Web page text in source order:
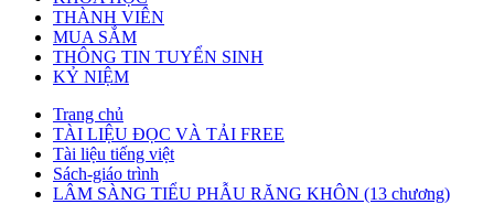
THÀNH VIÊN
MUA SẮM
THÔNG TIN TUYỂN SINH
KỶ NIỆM
Trang chủ
TÀI LIỆU ĐỌC VÀ TẢI FREE
Tài liệu tiếng việt
Sách-giáo trình
LÂM SÀNG TIỂU PHẪU RĂNG KHÔN (13 chương)